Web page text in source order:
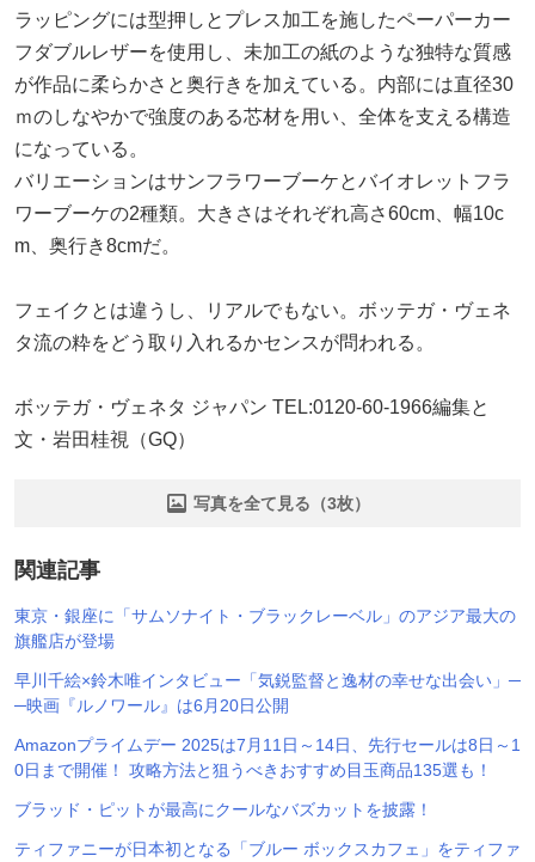
ラッピングには型押しとプレス加工を施したペーパーカー
フダブルレザーを使用し、未加工の紙のような独特な質感
が作品に柔らかさと奥行きを加えている。内部には直径30
ｍのしなやかで強度のある芯材を用い、全体を支える構造
になっている。
バリエーションはサンフラワーブーケとバイオレットフラ
ワーブーケの2種類。大きさはそれぞれ高さ60cm、幅10c
m、奥行き8cmだ。
フェイクとは違うし、リアルでもない。ボッテガ・ヴェネ
タ流の粋をどう取り入れるかセンスが問われる。
ボッテガ・ヴェネタ ジャパン TEL:0120-60-1966編集と
文・岩田桂視（GQ）
写真を全て見る（3枚）
関連記事
東京・銀座に「サムソナイト・ブラックレーベル」のアジア最大の
旗艦店が登場
早川千絵×鈴木唯インタビュー「気鋭監督と逸材の幸せな出会い」─
─映画『ルノワール』は6月20日公開
Amazonプライムデー 2025は7月11日～14日、先行セールは8日～1
0日まで開催！ 攻略方法と狙うべきおすすめ目玉商品135選も！
ブラッド・ピットが最高にクールなバズカットを披露！
ティファニーが日本初となる「ブルー ボックスカフェ」をティファ